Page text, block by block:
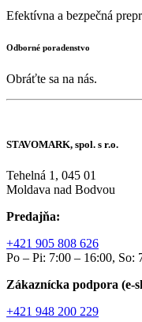
Efektívna a bezpečná
Odborné poradenstvo
Obráťte sa na nás.
STAVOMARK, spol. s r.o.
Tehelná 1, 045 01
Moldava nad Bodvou
Predajňa:
+421 905 808 626
Po – Pi: 7:00 – 16:00, So:
Zákaznícka podpora (e-
+421 948 200 229